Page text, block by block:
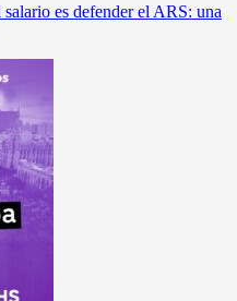
es defender el ARS: una